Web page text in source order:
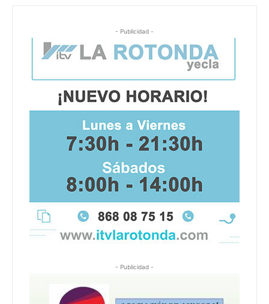
- Publicidad -
- Publicidad -